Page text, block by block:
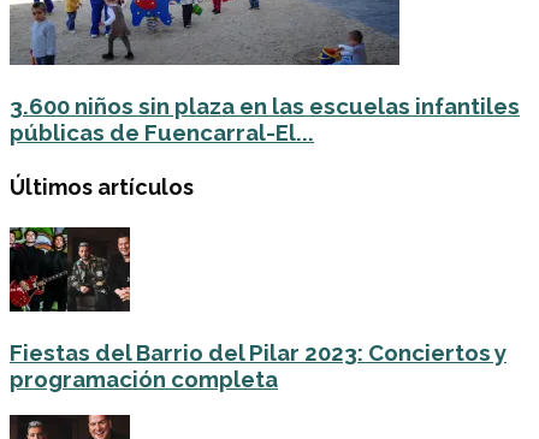
3.600 niños sin plaza en las escuelas infantiles
públicas de Fuencarral-El...
Últimos artículos
Fiestas del Barrio del Pilar 2023: Conciertos y
programación completa